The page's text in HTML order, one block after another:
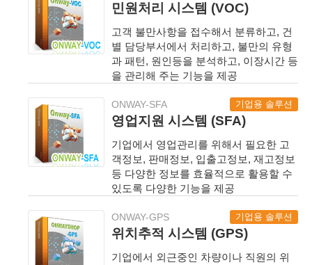
민원처리 시스템 (VOC)
고객 불만사항을 접수해서 분류하고, 건
별 담당부서에서 처리하고, 불만의 유형
과 패턴, 원인등을 분석하고, 이장시간 등
을 관리해 주는 기능을 제공
ONWAY-SFA 기업용 솔루션
영업지원 시스템 (SFA)
기업에서 영업관리를 위해서 필요한 고
객정보, 판매정보, 입출고정보, 재고정보
등 다양한 정보를 효율적으로 활용할 수
있도록 다양한 기능을 제공
ONWAY-GPS 기업용 솔루션
위치추적 시스템 (GPS)
기업에서 외근중인 차량이나 직원의 위